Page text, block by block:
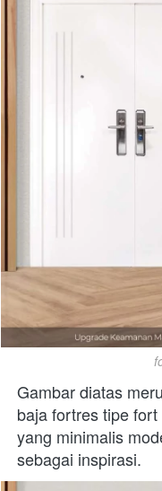
Gambar diatas
baja fortres tipe
yang minimalis
sebagai inspirasi.